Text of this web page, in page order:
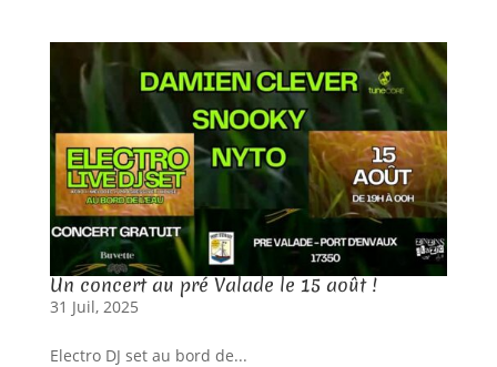
Un concert au pré Valade le 15 août !
31 Juil, 2025
Electro DJ set au bord de...